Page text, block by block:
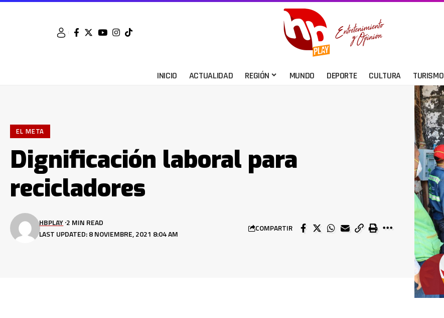
INICIO ACTUALIDAD REGIÓN MUNDO DEPORTE CULTURA TURISMO
EL META
Dignificación laboral para
recicladores
LAST UPDATED: 8 NOVIEMBRE, 2021 8:04 AM
HBPLAY 2 MIN READ
COMPARTIR